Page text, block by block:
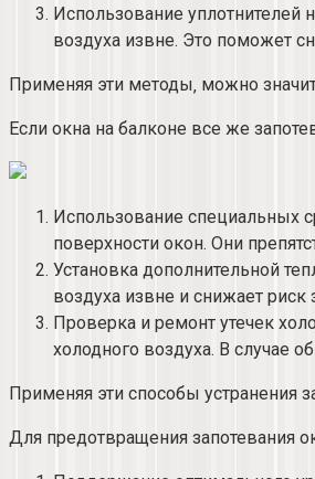
Использование уплотнителей
воздуха извне. Это поможет
Применяя эти методы‚ можно
Если окна на балконе все же
Использование специальных
поверхности окон.​ Они
Установка дополнительной
воздуха извне и снижает
Проверка и ремонт утечек
холодного воздуха.​ В случае
Применяя эти способы устранения
Для предотвращения запотевания